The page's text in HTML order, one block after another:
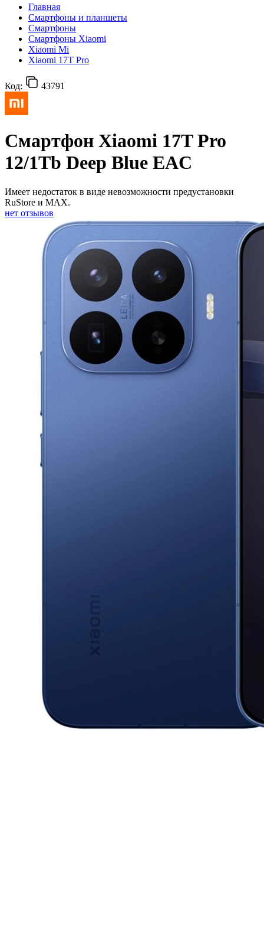
Главная
Смартфоны и планшеты
Смартфоны
Смартфоны Xiaomi
Xiaomi Mi
Xiaomi 17T Pro
Код: 43791
Смартфон Xiaomi 17T Pro
12/1Tb Deep Blue EAC
Имеет недостаток в виде невозможности предустановки
RuStore и MAX.
нет отзывов